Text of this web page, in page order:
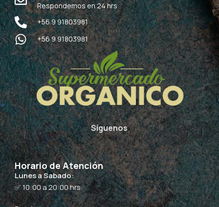
Respondemos en 24 hrs
+56 9 91803981
+56 9 91803981
Síguenos
Horario de Atención
Lunes a Sabado:
✅ 10:00 a 20:00 hrs.